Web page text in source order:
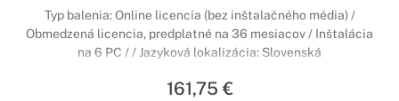
Typ balenia: Online licencia (bez inštalačného média) /
Obmedzená licencia, predplatné na 36 mesiacov / Inštalácia
na 6 PC / / Jazyková lokalizácia: Slovenská
161,75 €